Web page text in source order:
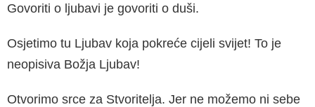
Govoriti o ljubavi je govoriti o duši.
Osjetimo tu Ljubav koja pokreće cijeli svijet! To je
neopisiva Božja Ljubav!
Otvorimo srce za Stvoritelja. Jer ne možemo ni sebe